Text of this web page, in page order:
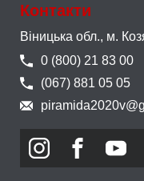
Контакти
Віницька обл., м.
0 (800) 21 83 00
(067) 881 05 05